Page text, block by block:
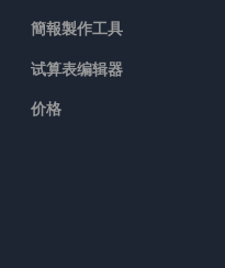
簡報製作工具
试算表编辑器
价格